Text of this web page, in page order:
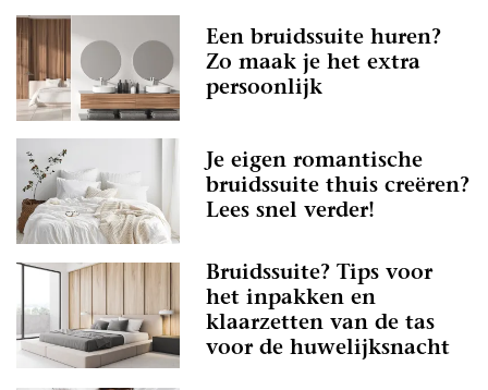
Een bruidssuite huren?
Zo maak je het extra
persoonlijk
Je eigen romantische
bruidssuite thuis creëren?
Lees snel verder!
Bruidssuite? Tips voor
het inpakken en
klaarzetten van de tas
voor de huwelijksnacht